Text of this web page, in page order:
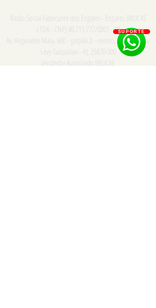
Razão Social Fabricante dos Engates - Engates BRUCKE
LTDA - CNPJ
/0001 - 18
Av. Reginaldo Maia, 600 - galpão D - centro, Comendador
Levy Gasparian - RJ,
Vendedor Autorizado BRUCKE
SUPORTE